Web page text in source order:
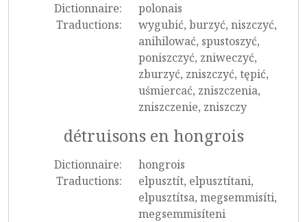
Dictionnaire:
polonais
Traductions:
wygubić, burzyć, niszczyć,
anihilować, spustoszyć,
poniszczyć, zniweczyć,
zburzyć, zniszczyć, tępić,
uśmiercać, zniszczenia,
zniszczenie, zniszczy
détruisons en hongrois
Dictionnaire:
hongrois
Traductions:
elpusztít, elpusztítani,
elpusztítsa, megsemmisíti,
megsemmisíteni